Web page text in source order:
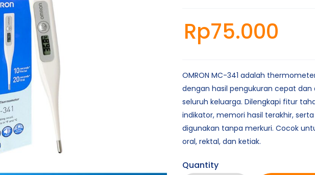
Rp75.000
OMRON MC-341 adalah
dengan hasil pengukuran cepat dan
seluruh keluarga. Dilengkapi fitur
indikator, memori hasil terakhir,
digunakan tanpa merkuri. Cocok
oral, rektal, dan ketiak.
Quantity